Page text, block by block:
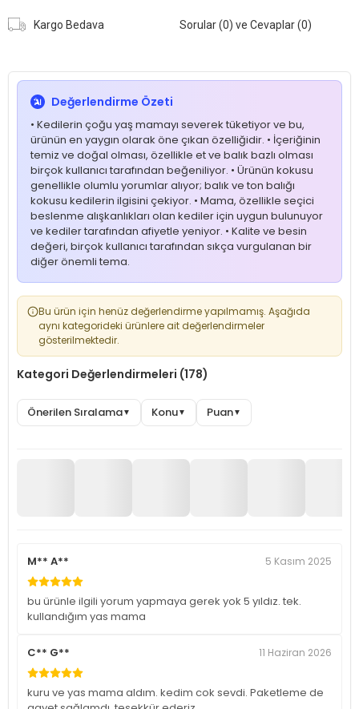
Kargo Bedava Sorular (0) ve Cevaplar (0)
Değerlendirme Özeti
• Kedilerin çoğu yaş mamayı severek tüketiyor ve bu,
ürünün en yaygın olarak öne çıkan özelliğidir. • İçeriğinin
temiz ve doğal olması, özellikle et ve balık bazlı olması
birçok kullanıcı tarafından beğeniliyor. • Ürünün kokusu
genellikle olumlu yorumlar alıyor; balık ve ton balığı
kokusu kedilerin ilgisini çekiyor. • Mama, özellikle seçici
beslenme alışkanlıkları olan kediler için uygun bulunuyor
ve kediler tarafından afiyetle yeniyor. • Kalite ve besin
değeri, birçok kullanıcı tarafından sıkça vurgulanan bir
diğer önemli tema.
Bu ürün için henüz değerlendirme yapılmamış. Aşağıda
aynı kategorideki ürünlere ait değerlendirmeler
gösterilmektedir.
Kategori Değerlendirmeleri (178)
Önerilen Sıralama▼ Konu▼ Puan▼
M** A** 5 Kasım 2025
bu ürünle ilgili yorum yapmaya gerek yok 5 yıldız. tek.
kullandığım yas mama
C** G** 11 Haziran 2026
kuru ve yas mama aldım. kedim cok sevdi. Paketleme de